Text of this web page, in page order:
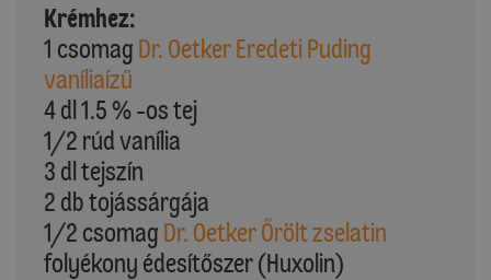
Krémhez:
1 csomag Dr. Oetker Eredeti Puding
vaníliaízű
4 dl 1.5 % -os tej
1/2 rúd vanília
3 dl tejszín
2 db tojássárgája
1/2 csomag Dr. Oetker Őrölt zselatin
folyékony édesítőszer (Huxolin)